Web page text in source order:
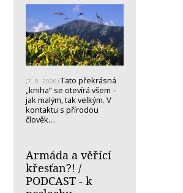
(7. 8. 2026) Tato překrásná
„kniha“ se otevírá všem –
jak malým, tak velkým. V
kontaktu s přírodou
člověk…
Armáda a věřící
křesťan?! /
PODCAST - k